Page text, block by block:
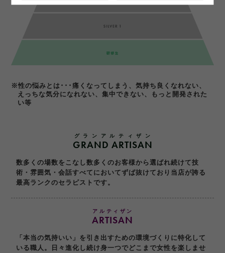
※性の悩みとは･･･痛くなってしまう、気持ち良くなれない、
えっちな気分になれない、集中できない、もっと開発された
い等
GRAND ARTISAN
グランアルティザン
数多くの場数をこなし数多くのお客様から選ばれ続けて技
術・雰囲気・会話すべてにおいてずば抜けており当店が誇る
最高ランクのセラピストです。
ARTISAN
アルティザン
「本当の気持いい」を引き出すための環境づくりに特化して
いる職人。日々進化し続け身一つでどこまで女性を楽しませ